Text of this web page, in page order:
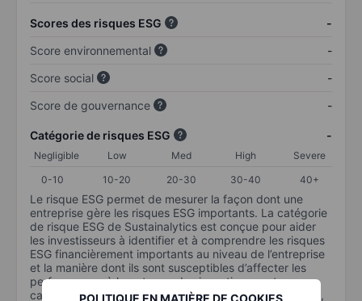
POLITIQUE EN MATIÈRE DE COOKIES
Scores des risques ESG
-
Score environnemental
-
Score social
-
Score de gouvernance
-
Catégorie de risques ESG -
Negligible Low Med High
Severe
0-10
10-20 20-30 30-40 40+
Le risque ESG permet de mesurer la façon dont une
entreprise gère les risques ESG importants. La catégorie
de risque ESG de Sustainalytics est conçue pour aider
les investisseurs à identifier et à comprendre les risques
ESG financièrement importants au niveau de l’entreprise
et la manière dont ils sont susceptibles d’affecter les
performances à long terme des investissements en
capital. L’échelle va de 0 à 100. Plus le risque est faible,